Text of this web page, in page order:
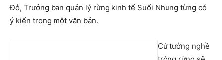
Đỏ, Trưởng ban quản lý rừng kinh tế Suối Nhung từng có
ý kiến trong một văn bản.
Cứ tưởng nghề